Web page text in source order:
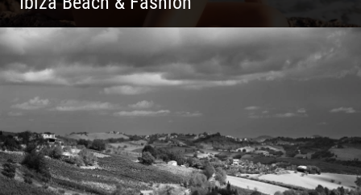
Ibiza Beach & Fashion